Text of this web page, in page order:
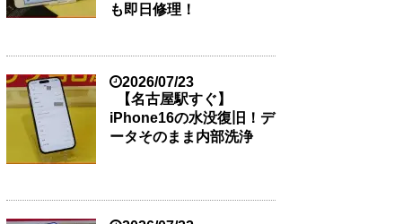
も即日修理！
2026/07/23
【名古屋駅すぐ】
iPhone16の水没復旧！デ
ータそのまま内部洗浄